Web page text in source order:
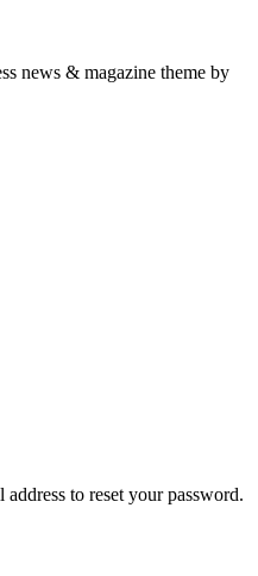
news & magazine theme by
address to reset your password.